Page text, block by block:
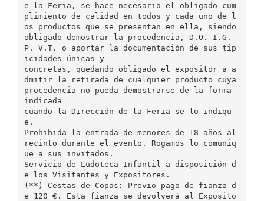
e la Feria, se hace necesario el obligado cum
plimiento de calidad en todos y cada uno de l
os productos que se presentan en ella, siendo
obligado demostrar la procedencia, D.O. I.G.
P. V.T. o aportar la documentación de sus tip
icidades únicas y
concretas, quedando obligado el expositor a a
dmitir la retirada de cualquier producto cuya
procedencia no pueda demostrarse de la forma
indicada
cuando la Dirección de la Feria se lo indiqu
e.
Prohibida la entrada de menores de 18 años al
recinto durante el evento. Rogamos lo comuniq
ue a sus invitados.
Servicio de Ludoteca Infantil a disposición d
e los Visitantes y Expositores.
(**) Cestas de Copas: Previo pago de fianza d
e 120 €. Esta fianza se devolverá al Exposito